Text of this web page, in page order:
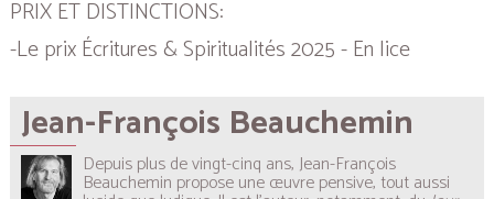
PRIX ET DISTINCTIONS:
-Le prix Écritures & Spiritualités 2025 - En lice
Jean-François Beauchemin
Depuis plus de vingt-cinq ans, Jean-François
Beauchemin propose une œuvre pensive, tout aussi